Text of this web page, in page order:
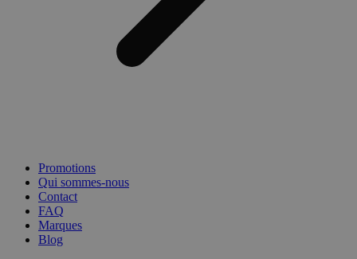
Promotions
Qui sommes-nous
Contact
FAQ
Marques
Blog